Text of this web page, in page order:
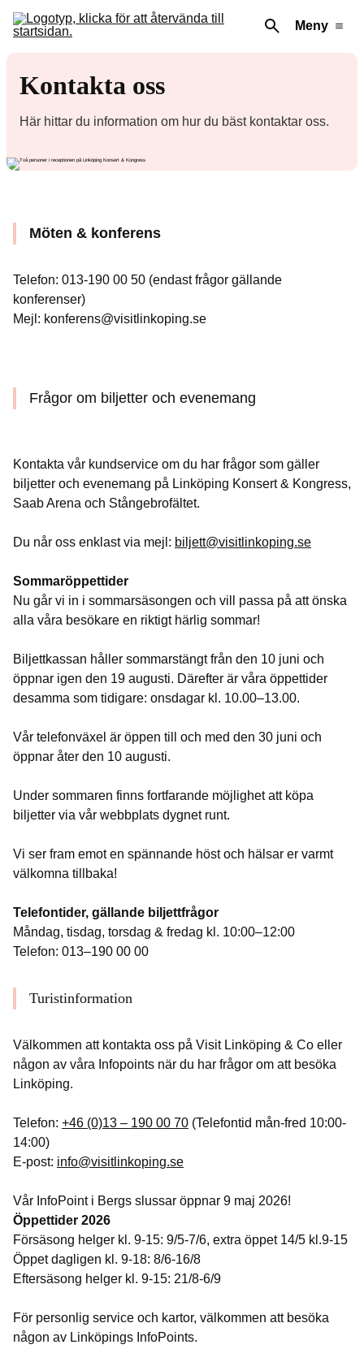
Meny
Kontakta oss
Här hittar du information om hur du bäst kontaktar oss.
Möten & konferens
Telefon: 013-190 00 50 (endast frågor gällande
konferenser)
Mejl: konferens@visitlinkoping.se
Frågor om biljetter och evenemang
Kontakta vår kundservice om du har frågor som gäller
biljetter och evenemang på Linköping Konsert & Kongress,
Saab Arena och Stångebrofältet.
Du når oss enklast via mejl: biljett@visitlinkoping.se
Sommaröppettider
Nu går vi in i sommarsäsongen och vill passa på att önska
alla våra besökare en riktigt härlig sommar!
Biljettkassan håller sommarstängt från den 10 juni och
öppnar igen den 19 augusti. Därefter är våra öppettider
desamma som tidigare: onsdagar kl. 10.00–13.00.
Vår telefonväxel är öppen till och med den 30 juni och
öppnar åter den 10 augusti.
Under sommaren finns fortfarande möjlighet att köpa
biljetter via vår webbplats dygnet runt.
Vi ser fram emot en spännande höst och hälsar er varmt
välkomna tillbaka!
Telefontider, gällande biljettfrågor
Måndag, tisdag, torsdag & fredag kl. 10:00–12:00
Telefon: 013–190 00 00
Turistinformation
Välkommen att kontakta oss på Visit Linköping & Co eller
någon av våra Infopoints när du har frågor om att besöka
Linköping.
Telefon: +46 (0)13 – 190 00 70 (Telefontid mån-fred 10:00-
14:00)
E-post: info@visitlinkoping.se
Vår InfoPoint i Bergs slussar öppnar 9 maj 2026!
Öppettider 2026
Försäsong helger kl. 9-15: 9/5-7/6, extra öppet 14/5 kl.9-15
Öppet dagligen kl. 9-18: 8/6-16/8
Eftersäsong helger kl. 9-15: 21/8-6/9
För personlig service och kartor, välkommen att besöka
någon av Linköpings InfoPoints.